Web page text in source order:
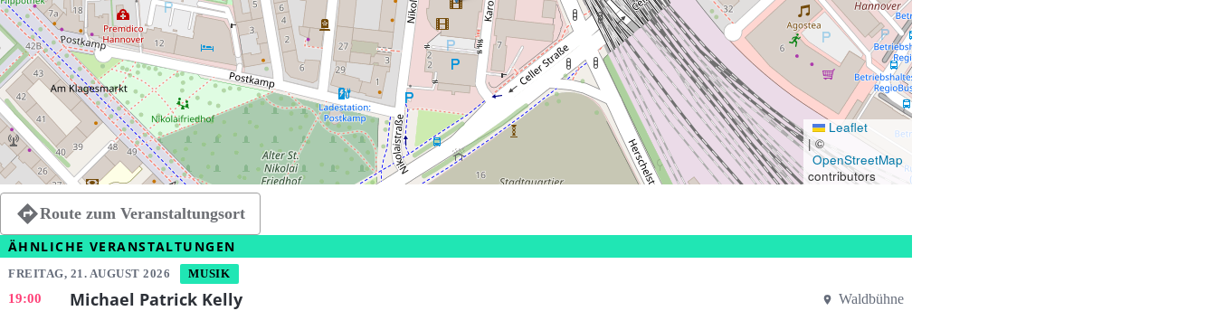
Leaflet
|©
OpenStreetMap
contributors
Route zum Veranstaltungsort
ÄHNLICHE VERANSTALTUNGEN
FREITAG, 21. AUGUST 2026 MUSIK
19:00 Michael Patrick Kelly Waldbühne